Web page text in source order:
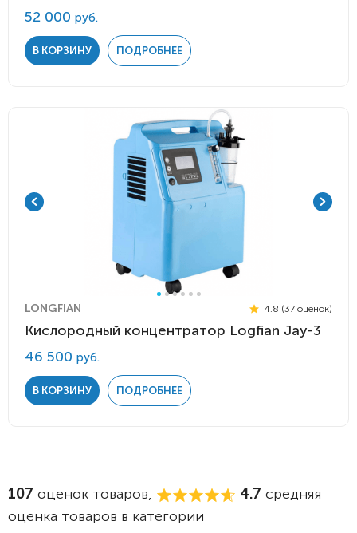
52 000 руб.
В КОРЗИНУ ПОДРОБНЕЕ
LONGFIAN 4.8 (37 оценок)
Кислородный концентратор Logfian Jay-3
46 500 руб.
В КОРЗИНУ ПОДРОБНЕЕ
107 оценок товаров, 4.7 средняя
оценка товаров в категории